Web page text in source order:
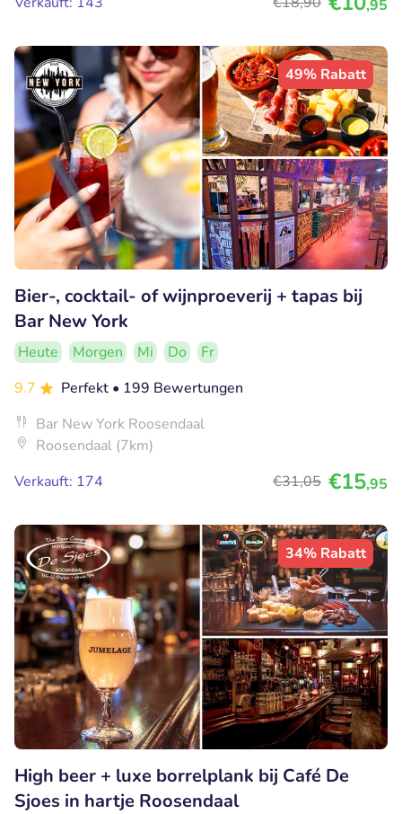
,95
49% Rabatt
Bier-, cocktail- of wijnproeverij + tapas bij
Bar New York
Heute Morgen Mi Do
Fr
9.7
Perfekt • 199 Bewertungen
Bar New York Roosendaal
Roosendaal (7km)
Verkauft: 174
€31,05 €15,95
34% Rabatt
High beer + luxe borrelplank bij Café De
Sjoes in hartje Roosendaal